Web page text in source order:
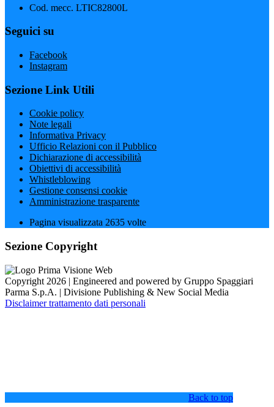
Cod. mecc. LTIC82800L
Seguici su
Facebook
Instagram
Sezione Link Utili
Cookie policy
Note legali
Informativa Privacy
Ufficio Relazioni con il Pubblico
Dichiarazione di accessibilità
Obiettivi di accessibilità
Whistleblowing
Gestione consensi cookie
Amministrazione trasparente
Pagina visualizzata 2635 volte
Sezione Copyright
Copyright 2026 | Engineered and powered by Gruppo Spaggiari
Parma S.p.A. | Divisione Publishing & New Social Media
Disclaimer trattamento dati personali
Back to top